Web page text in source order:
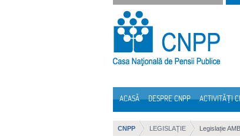
Sari la continut
ACASĂ DESPRE CNPP ACTIVITĂȚI
CNPP LEGISLAȚIE Legislație